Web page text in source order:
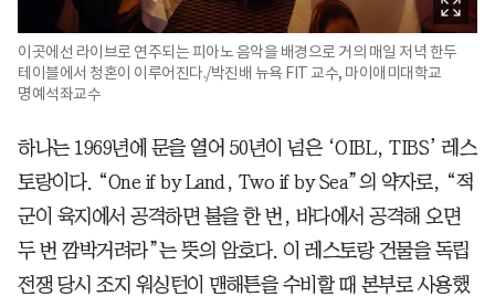
이곳에선 라이브로 연주되는 피아노 음악을 배경으로 거의 매일 저녁 한두
테이블에서 청혼이 이루어진다./박진배 뉴욕 FIT 교수, 마이애미대학교
명예석좌교수
하나는 1969년에 문을 열어 50년이 넘은 ‘OIBL, TIBS’ 레스
토랑이다. “One if by Land, Two if by Sea”의 약자로, “적
군이 육지에서 공격하면 불을 한 번, 바다에서 공격해 오면
두 번 깜박거려라”는 뜻의 암호다. 이 레스토랑 건물을 독립
전쟁 당시 조지 워싱턴이 맨해튼을 수비할 때 본부로 사용했